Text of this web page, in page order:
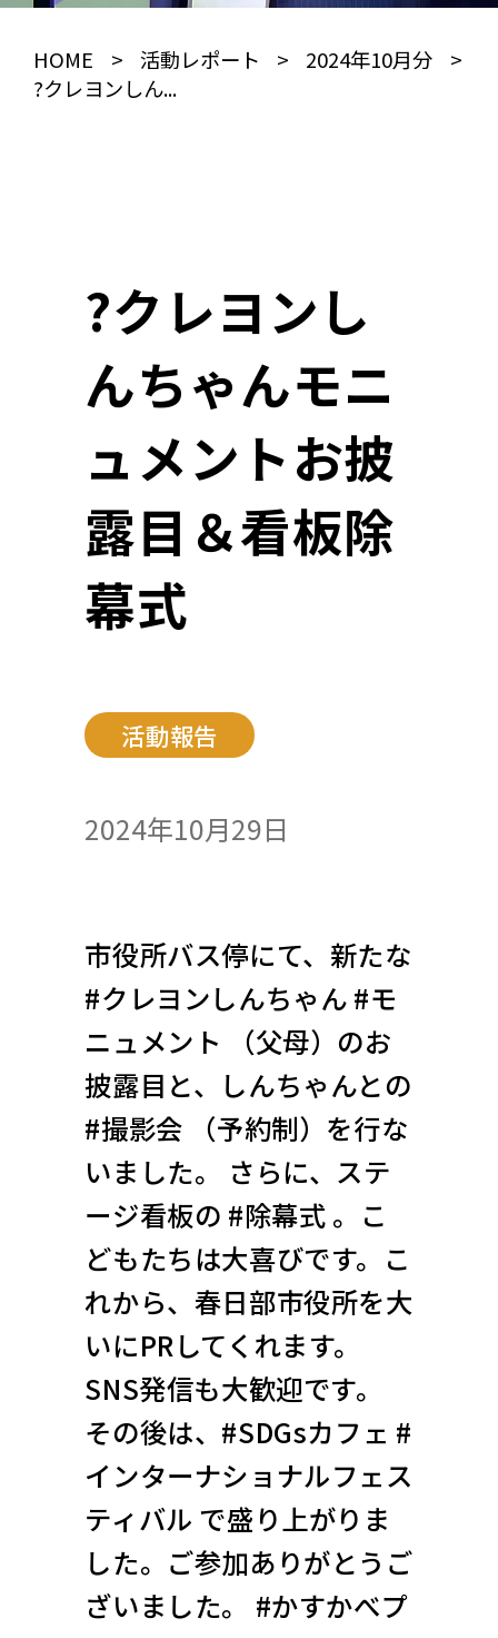
HOME > 活動レポート > 2024年10月分
>
?クレヨンしん...
?クレヨンし
んちゃんモニ
ュメントお披
露目＆看板除
幕式
活動報告
2024年10月29日
市役所バス停にて、新たな
#クレヨンしんちゃん #モ
ニュメント （父母）のお
披露目と、しんちゃんとの
#撮影会 （予約制）を行な
いました。 さらに、ステ
ージ看板の #除幕式 。こ
どもたちは大喜びです。こ
れから、春日部市役所を大
いにPRしてくれます。
SNS発信も大歓迎です。
その後は、#SDGsカフェ #
インターナショナルフェス
ティバル で盛り上がりま
した。ご参加ありがとうご
ざいました。 #かすかべプ